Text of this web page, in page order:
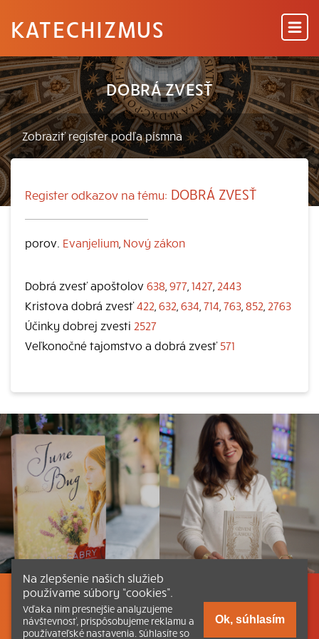
KATECHIZMUS
DOBRÁ ZVESŤ
Register odkazov na tému: DOBRÁ ZVESŤ
porov. Evanjelium Nový zákon
Dobrá zvesť apoštolov 638 977 1427 2443
Kristova dobrá zvesť422 632 634 714 763 852 2763
Účinky dobrej zvesti 2527
Veľkonočné tajomstvo a dobrá zvesť 571
Listovať Obsah Dokumenty a články
Kontakt Tlačená verzia Katechizmu
Na zlepšenie našich služieb
používame súbory “cookies”.
Vďaka nim presnejšie analyzujeme
návštevnosť, prispôsobujeme reklamu a
používateľské nastavenia. Súhlasíte so
Ok, súhlasím